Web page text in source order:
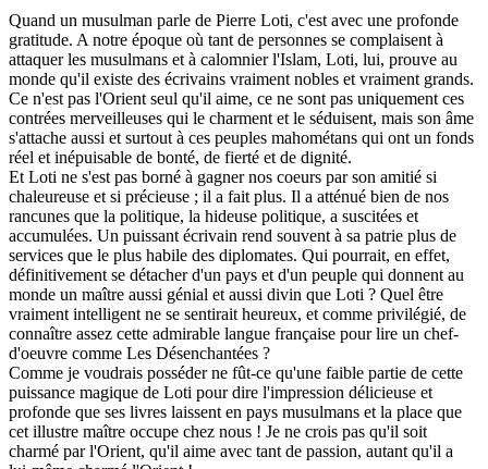
Quand un musulman parle de Pierre Loti, c'est avec une profonde
gratitude. A notre époque où tant de personnes se complaisent à
attaquer les musulmans et à calomnier l'Islam, Loti, lui, prouve au
monde qu'il existe des écrivains vraiment nobles et vraiment grands.
Ce n'est pas l'Orient seul qu'il aime, ce ne sont pas uniquement ces
contrées merveilleuses qui le charment et le séduisent, mais son âme
s'attache aussi et surtout à ces peuples mahométans qui ont un fonds
réel et inépuisable de bonté, de fierté et de dignité.
Et Loti ne s'est pas borné à gagner nos coeurs par son amitié si
chaleureuse et si précieuse ; il a fait plus. Il a atténué bien de nos
rancunes que la politique, la hideuse politique, a suscitées et
accumulées. Un puissant écrivain rend souvent à sa patrie plus de
services que le plus habile des diplomates. Qui pourrait, en effet,
définitivement se détacher d'un pays et d'un peuple qui donnent au
monde un maître aussi génial et aussi divin que Loti ? Quel être
vraiment intelligent ne se sentirait heureux, et comme privilégié, de
connaître assez cette admirable langue française pour lire un chef-
d'oeuvre comme Les Désenchantées ?
Comme je voudrais posséder ne fût-ce qu'une faible partie de cette
puissance magique de Loti pour dire l'impression délicieuse et
profonde que ses livres laissent en pays musulmans et la place que
cet illustre maître occupe chez nous ! Je ne crois pas qu'il soit
charmé par l'Orient, qu'il aime avec tant de passion, autant qu'il a